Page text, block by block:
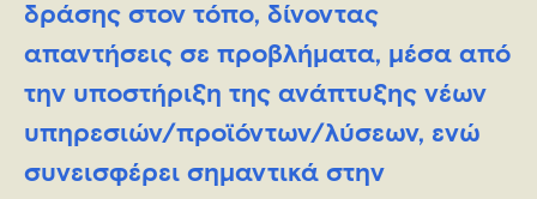
δράσης στον τόπο, δίνοντας
απαντήσεις σε προβλήματα, μέσα από
την υποστήριξη της ανάπτυξης νέων
υπηρεσιών/προϊόντων/λύσεων, ενώ
συνεισφέρει σημαντικά στην